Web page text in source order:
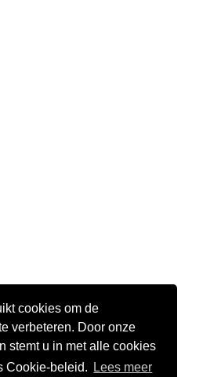
cookies om de
verbeteren. Door onze
stemt u in met alle cookies
Cookie-beleid.
Lees meer